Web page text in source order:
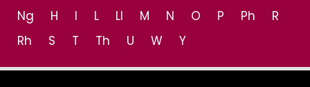
Ng
H I L Ll M N O P Ph
R
Rh
S T Th U W Y